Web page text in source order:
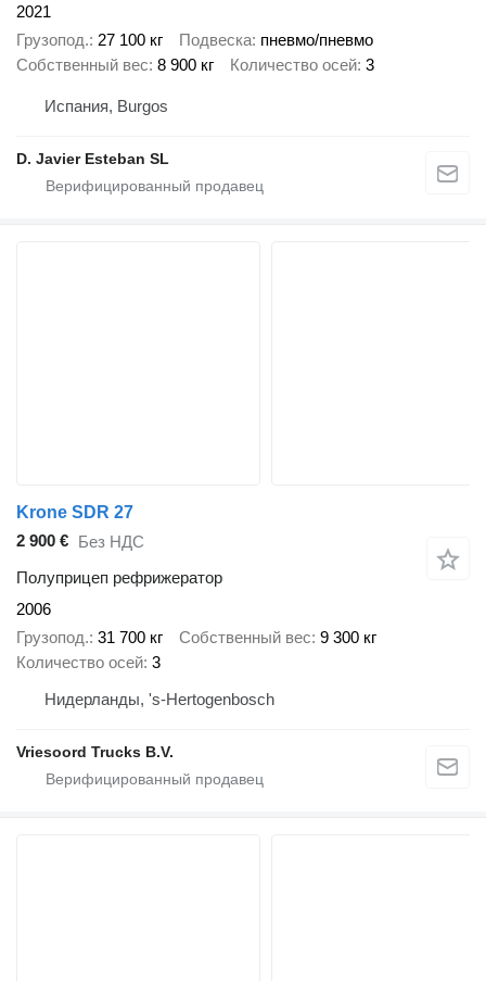
2021
Грузопод. 27 100 кг Подвеска пневмо/пневмо
Собственный вес 8 900 кг Количество осей 3
Испания, Burgos
D. Javier Esteban SL
Krone SDR 27
2 900 € Без НДС
Полуприцеп рефрижератор
2006
Грузопод. 31 700 кг Собственный вес 9 300 кг
Количество осей 3
Нидерланды, 's-Hertogenbosch
Vriesoord Trucks B.V.